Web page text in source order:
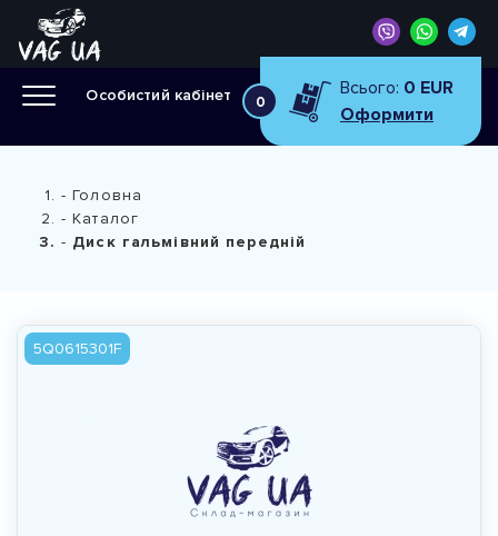
Особистий кабінет 0
Всього: 0 EUR
Оформити
Головна
Каталог
Диск гальмівний передній
5Q0615301F